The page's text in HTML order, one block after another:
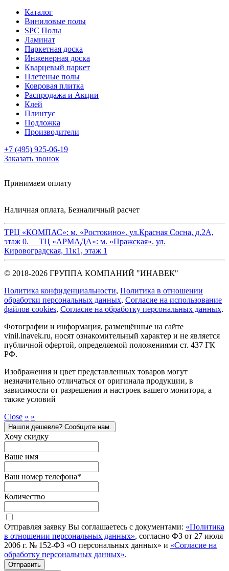
Каталог
Виниловые полы
SPC Полы
Ламинат
Паркетная доска
Инженерная доска
Кварцевый паркет
Плетеные полы
Ковровая плитка
Распродажа и Акции
Клей
Плинтус
Подложка
Производители
+7 (495) 925-06-19
Заказать звонок
Принимаем оплату
Наличная оплата, Безналичный расчет
ТРЦ «КОМПАС»: м. «Ростокино». ул.Красная Сосна, д.2А,
этаж 0. ТЦ «АРМАДА»: м. «Пражская». ул.
Кировоградская, 11к1, этаж 1
© 2018-2026 ГРУППА КОМПАНИЙ "ИНАВЕК"
Политика конфиденциальности, Политика в отношении
обработки персональных данных, Cогласие на использование
файлов cookies, Согласие на обработку персональных данных.
Фотографии и информация, размещённые на сайте
vinil.inavek.ru, носят ознакомительный характер и не является
публичной офертой, определяемой положениями ст. 437 ГК
РФ.
Изображения и цвет представленных товаров могут
незначительно отличаться от оригинала продукции, в
зависимости от разрешения и настроек вашего монитора, а
также условий
Close « »
Нашли дешевле? Сообщите нам.
Хочу скидку
Ваше имя
Ваш номер телефона*
Количество
Отправляя заявку Вы соглашаетесь с документами: «Политика
в отношении персональных данных», согласно ФЗ от 27 июля
2006 г. № 152-ФЗ «О персональных данных» и «Согласие на
обработку персональных данных».
Отправить